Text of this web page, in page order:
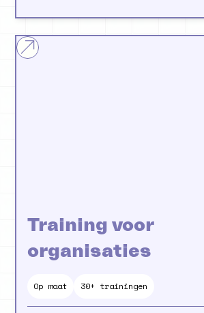
Training voor
organisaties
Op maat 30+ trainingen